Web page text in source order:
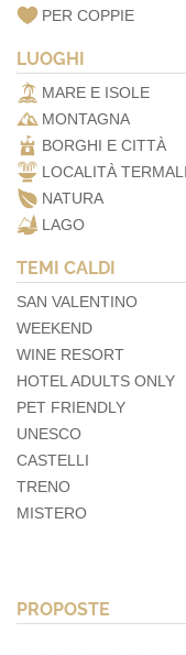
PER COPPIE
LUOGHI
MARE E ISOLE
MONTAGNA
BORGHI E CITTÀ
LOCALITÀ TERMALI
NATURA
LAGO
TEMI CALDI
SAN VALENTINO
WEEKEND
WINE RESORT
HOTEL ADULTS ONLY
PET FRIENDLY
UNESCO
CASTELLI
TRENO
MISTERO
PROPOSTE